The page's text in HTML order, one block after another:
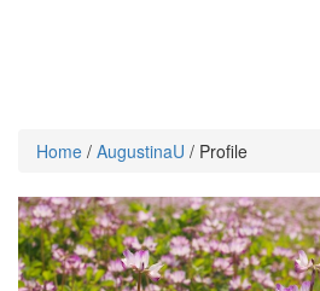
Home / AugustinaU / Profile